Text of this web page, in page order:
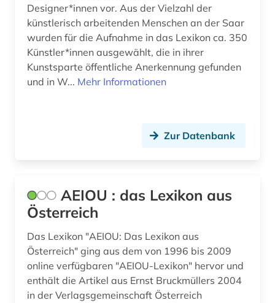
technologie (1)
templerorden (1)
theatergeschichte (1)
umweltschutz (2)
ungarn (1)
usa (1)
verhalten (1)
Designer*innen vor. Aus der Vielzahl der
künstlerisch arbeitenden Menschen an der Saar
wurden für die Aufnahme in das Lexikon ca. 350
Künstler*innen ausgewählt, die in ihrer
Kunstsparte öffentliche Anerkennung gefunden
und in W... Mehr Informationen
Zur Datenbank
AEIOU : das Lexikon aus
Österreich
Das Lexikon "AEIOU: Das Lexikon aus
Österreich" ging aus dem von 1996 bis 2009
online verfügbaren "AEIOU-Lexikon" hervor und
enthält die Artikel aus Ernst Bruckmüllers 2004
in der Verlagsgemeinschaft Österreich